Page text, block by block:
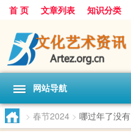
首 页 文章列表 知识分类
网站导航
> 春节2024 > 哪过年了没有